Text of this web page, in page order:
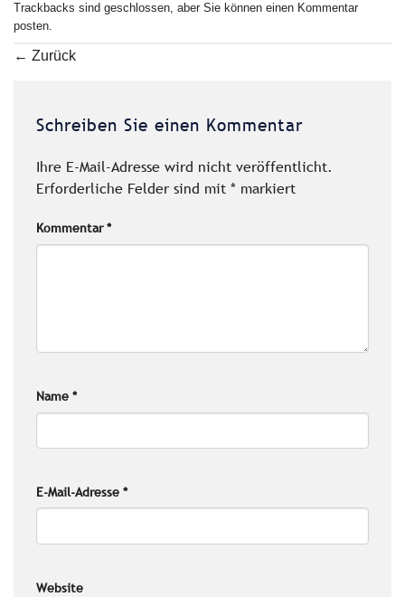
Trackbacks sind geschlossen, aber Sie können einen Kommentar
posten.
← Zurück
Schreiben Sie einen Kommentar
Ihre E-Mail-Adresse wird nicht veröffentlicht.
Erforderliche Felder sind mit * markiert
Kommentar*
Name *
E-Mail-Adresse *
Website